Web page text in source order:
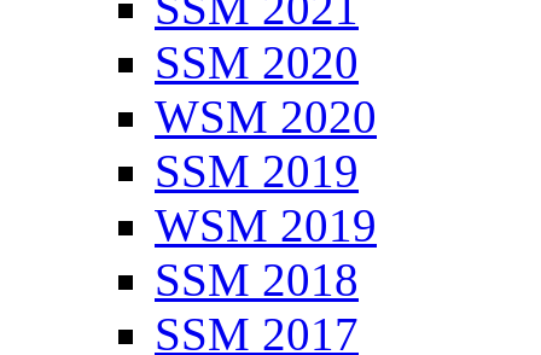
SSM 2020
WSM 2020
SSM 2019
WSM 2019
SSM 2018
SSM 2017